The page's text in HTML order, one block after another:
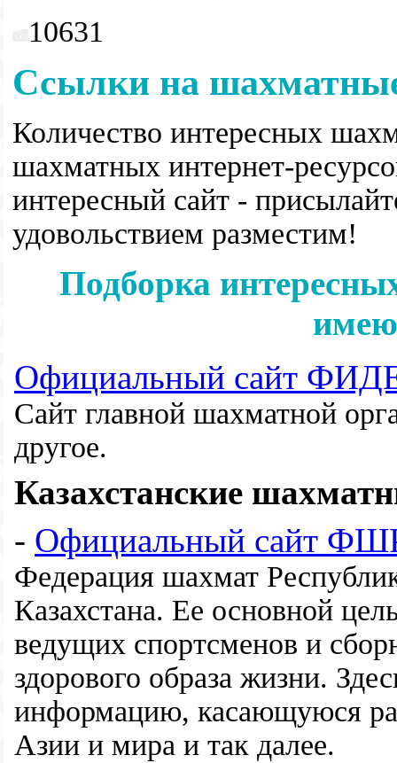
10631
Ссылки на
Количество интересных
шахматных интернет-
интересный сайт -
удовольствием разместим!
Подборка
Официальный сайт
Сайт главной шахматной
другое.
Казахстанские
- Официальный сайт
Федерация шахмат
Казахстана. Ее основной
ведущих спортсменов и
здорового образа жизни.
информацию, касающуюся
Азии и мира и так далее.